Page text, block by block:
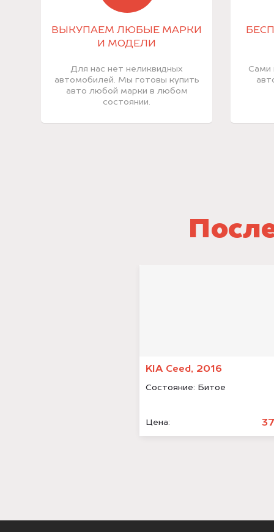
ВЫКУПАЕМ ЛЮБЫЕ МАРКИ
И МОДЕЛИ
Для нас нет неликвидных
автомобилей. Мы готовы купить
авто любой марки в любом
состоянии.
Сами
KIA Ceed, 2016
Состояние: Битое
Цена: